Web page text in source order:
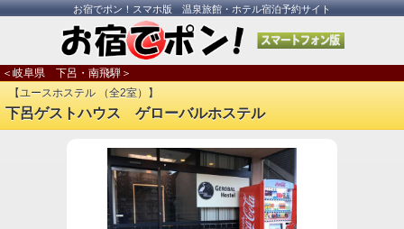
お宿でポン！スマホ版 温泉旅館・ホテル宿泊予約サイト
＜岐阜県 下呂・南飛騨＞
【ユースホステル （全2室）】
下呂ゲストハウス ゲローバルホステル